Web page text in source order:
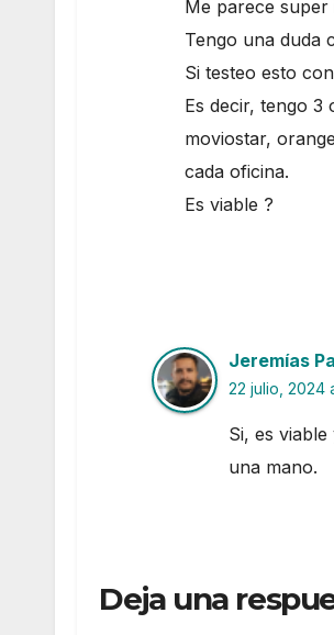
Me parece super
Tengo una duda
Si testeo esto
Es decir, tengo
moviostar,
cada oficina.
Es viable ?
Jeremías
22 julio, 2024
Si, es
una mano.
Deja una